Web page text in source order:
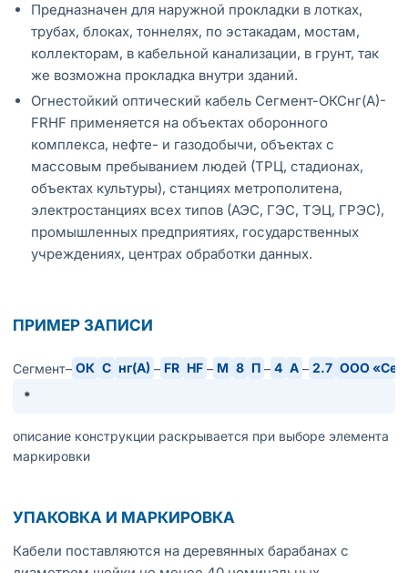
Предназначен для наружной прокладки в лотках,
трубах, блоках, тоннелях, по эстакадам, мостам,
коллекторам, в кабельной канализации, в грунт, так
же возможна прокладка внутри зданий.
Огнестойкий оптический кабель Сегмент-ОКСнг(А)-
FRHF применяется на объектах оборонного
комплекса, нефте- и газодобычи, объектах с
массовым пребыванием людей (ТРЦ, стадионах,
объектах культуры), станциях метрополитена,
электростанциях всех типов (АЭС, ГЭС, ТЭЦ, ГРЭС),
промышленных предприятиях, государственных
учреждениях, центрах обработки данных.
ПРИМЕР ЗАПИСИ
Сегмент– ОК С нг(А) – FR HF – М 8 П – 4 А – 2.7 ООО
*
описание конструкции раскрывается при выборе элемента
маркировки
УПАКОВКА И МАРКИРОВКА
Кабели поставляются на деревянных барабанах с